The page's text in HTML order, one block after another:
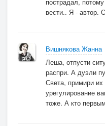
вести.. Я - автор.
Вишнякова Жанна
Леша, отпусти
распри. А дуэли
Света, примири
урегулирование
тоже. А кто